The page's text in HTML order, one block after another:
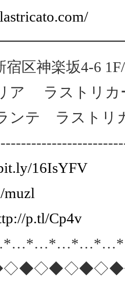
区神楽坂4-6
ア ラストリ
ンテ ラスト
16IsYFV
muzl
p.tl/Cp4v